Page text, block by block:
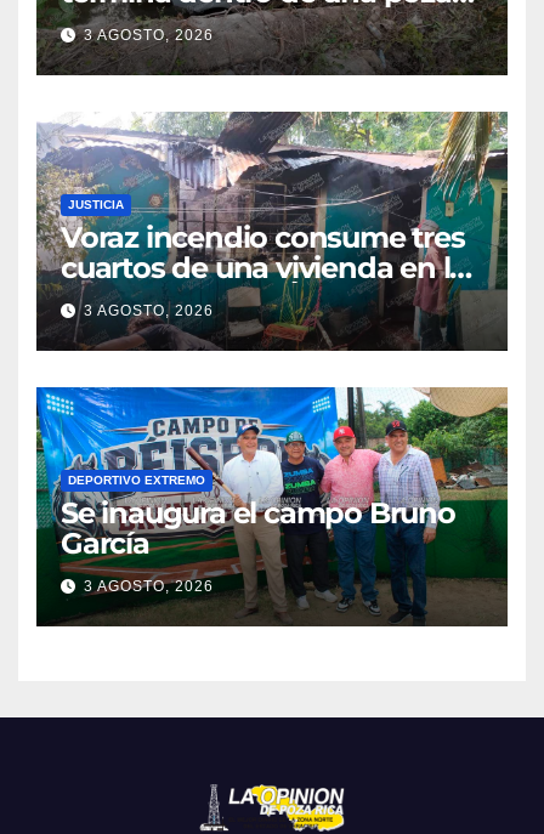
en Coatzintla; conductor sale
con golpes leves
3 AGOSTO, 2026
JUSTICIA
Voraz incendio consume tres
cuartos de una vivienda en la
colonia Manuel Ávila
Camacho
3 AGOSTO, 2026
DEPORTIVO EXTREMO
Se inaugura el campo Bruno
García
3 AGOSTO, 2026